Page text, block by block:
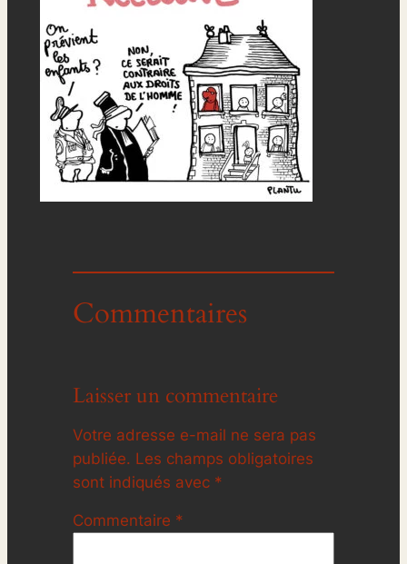
Commentaires
Laisser un commentaire
Votre adresse e-mail ne sera pas
publiée. Les champs obligatoires
sont indiqués avec *
Commentaire *